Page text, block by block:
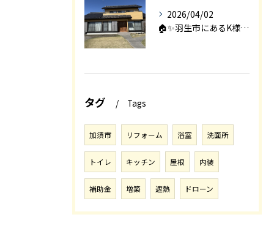
2026/04/02
🏠✨羽生市にあるK様邸は、2008年に㈱エアロックで新築され...
タグ Tags
加須市 リフォーム 浴室 洗面所
トイレ キッチン 屋根 内装
補助金 増築 遮熱 ドローン